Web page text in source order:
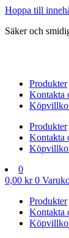
Hoppa till
Säker och
Produkter
Kontakta
Produkter
Kontakta
0
0,00 kr 0
Produkter
Kontakta